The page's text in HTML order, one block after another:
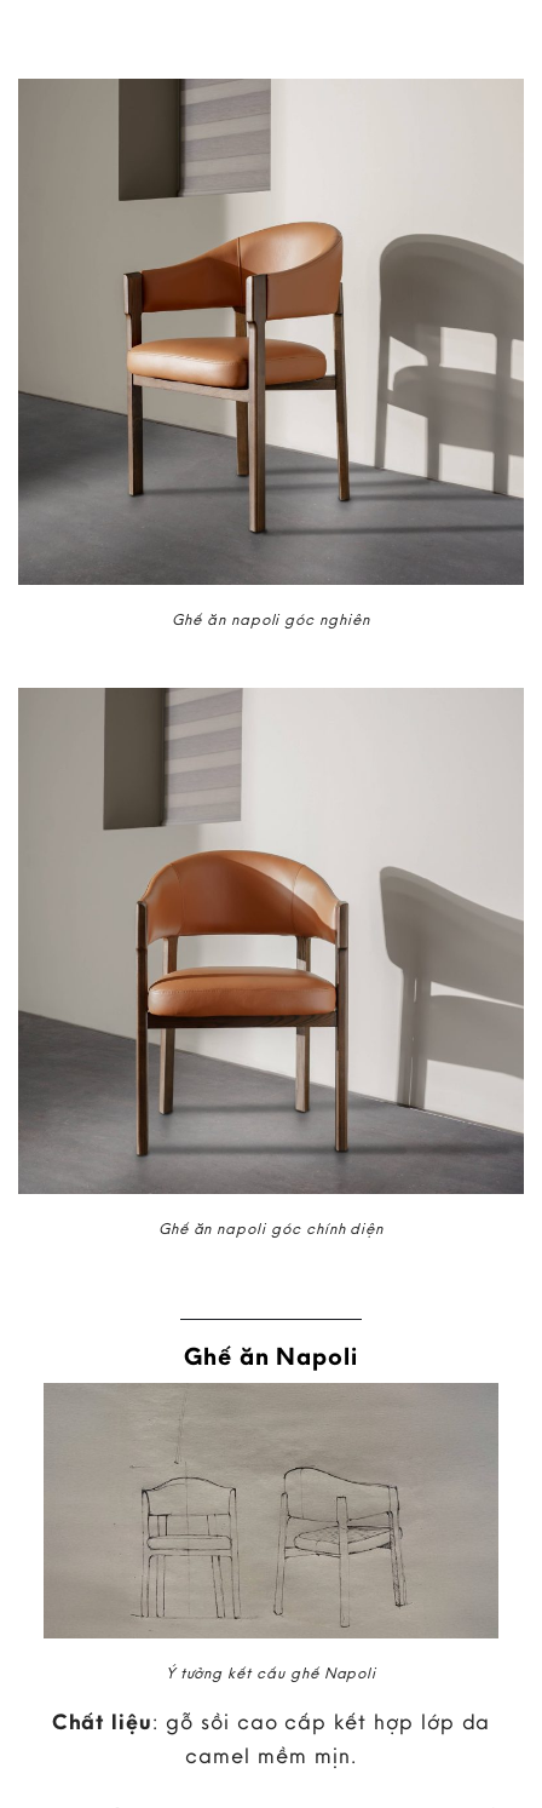
Ghế ăn napoli góc nghiên
Ghế ăn napoli góc chính diện
Ghế ăn Napoli
Ý tưởng kết cấu ghế Napoli
Chất liệu: gỗ sồi cao cấp kết hợp lớp da
camel mềm mịn.